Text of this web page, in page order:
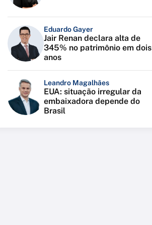
Eduardo Gayer
Jair Renan declara alta de
345% no patrimônio em dois
anos
Leandro Magalhães
EUA: situação irregular da
embaixadora depende do
Brasil